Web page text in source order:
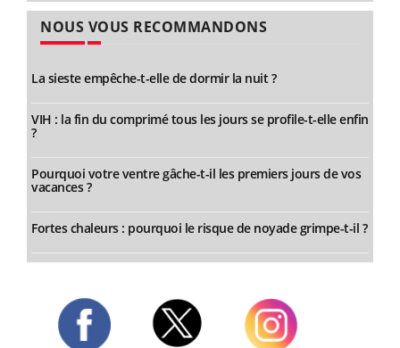
NOUS VOUS RECOMMANDONS
La sieste empêche-t-elle de dormir la nuit ?
VIH : la fin du comprimé tous les jours se profile-t-elle enfin
?
Pourquoi votre ventre gâche-t-il les premiers jours de vos
vacances ?
Fortes chaleurs : pourquoi le risque de noyade grimpe-t-il ?